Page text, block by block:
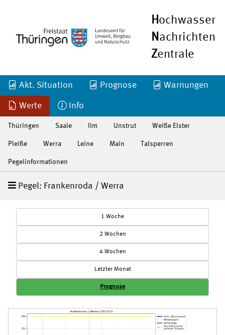
Hochwasser
Nachrichten
Zentrale
Akt. Situation Prognose Warnungen
Werte Info
Thüringen Saale Ilm Unstrut Weiße Elster
Pleiße Werra Leine Main Talsperren
Pegelinformationen
Pegel: Frankenroda / Werra
1 Woche
2 Wochen
4 Wochen
Letzter Monat
Prognose